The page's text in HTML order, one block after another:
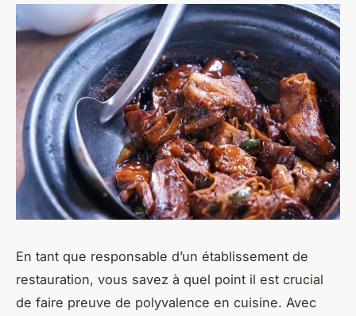
En tant que responsable d’un établissement de
restauration, vous savez à quel point il est crucial
de faire preuve de polyvalence en cuisine. Avec